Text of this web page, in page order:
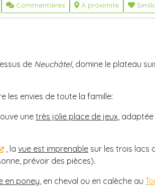
Commentaires À proximité
de Neuchâtel, domine le plateau
les envies de toute la famille:
une très jolie place de jeux,
, la vue est imprenable sur les trois lacs
prévoir des pièces).
en poney, en cheval ou en calèche au